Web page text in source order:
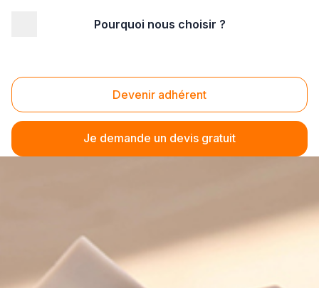
Pourquoi nous choisir ?
Devenir adhérent
Je demande un devis gratuit